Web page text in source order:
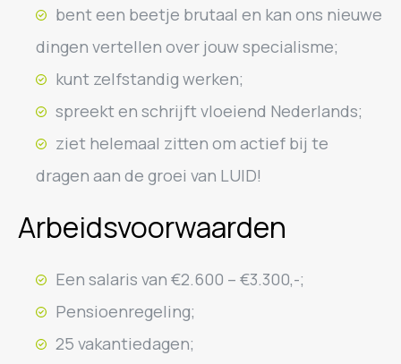
bent een beetje brutaal en kan ons nieuwe
dingen vertellen over jouw specialisme;
kunt zelfstandig werken;
spreekt en schrijft vloeiend Nederlands;
ziet helemaal zitten om actief bij te
dragen aan de groei van LUID!
Arbeidsvoorwaarden
Een salaris van €2.600 – €3.300,-;
Pensioenregeling;
25 vakantiedagen;